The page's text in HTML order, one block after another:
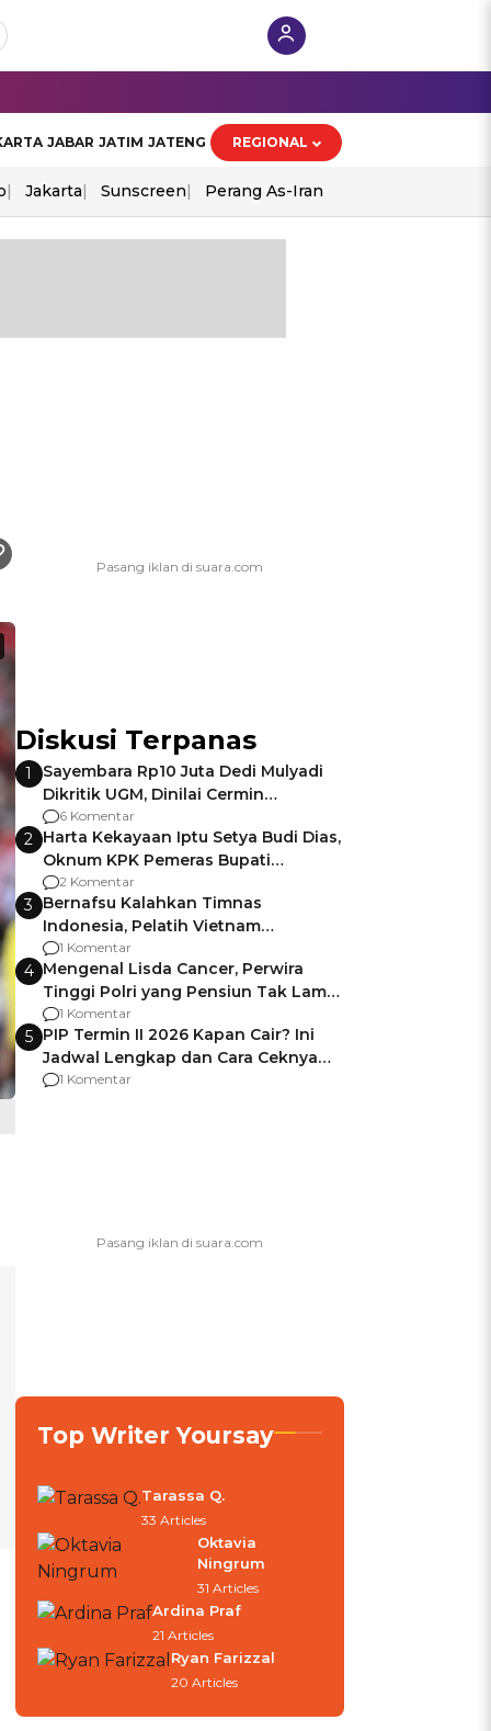
JABAR JATIM JATENG REGIONAL
Jakarta Sunscreen Perang As-Iran
Diskusi Terpanas
1
Sayembara Rp10 Juta Dedi Mulyadi
Dikritik UGM, Dinilai Cermin
Gagalnya Negara Jamin Keamanan
6 Komentar
2 Harta Kekayaan Iptu Setya Budi Dias,
Oknum KPK Pemeras Bupati
Pemalang
2 Komentar
3 Bernafsu Kalahkan Timnas
Indonesia, Pelatih Vietnam
Berencana Pakai Jimat di Pakansari
1 Komentar
4 Mengenal Lisda Cancer, Perwira
Tinggi Polri yang Pensiun Tak Lama
Usai Jadi Brigjen
1 Komentar
5 PIP Termin II 2026 Kapan Cair? Ini
Jadwal Lengkap dan Cara Ceknya
agar Dana Tidak Hangus!
1 Komentar
Top Writer Yoursay
Tarassa Q.
33 Articles
Oktavia
Ningrum
31 Articles
Ardina Praf
21 Articles
Ryan Farizzal
20 Articles